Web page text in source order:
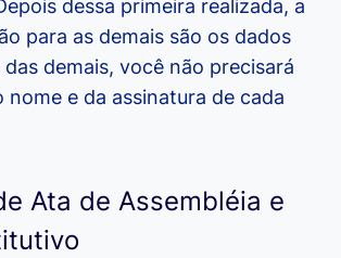
dessa primeira realizada, a
para as demais são os dados
demais, você não precisará
nome e da assinatura de cada
Ata de Assembléia e